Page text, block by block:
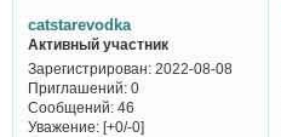
catstarevodka
Активный участник
Зарегистрирован: 2022-08-08
Приглашений:0
Сообщений:46
Уважение: [+0/-0]